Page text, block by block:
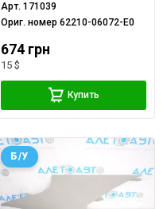
Арт.171039
Ориг. номер62210-06072-E0
674 грн
15 $
Купить
Б/У